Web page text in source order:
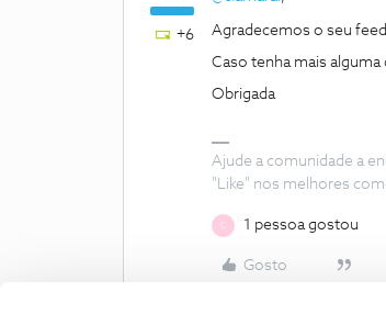
+6 Agradecemos o seu
Caso tenha mais
Obrigada
Ajude a comunidade a
"Like" nos melhores
C 1 pessoa gostou
Gosto